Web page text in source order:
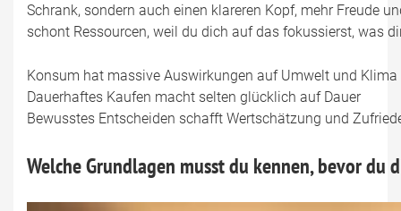
Schrank, sondern auch einen klareren Kopf, mehr Freude
schont Ressourcen, weil du dich auf das fokussierst, was
Konsum hat massive Auswirkungen auf Umwelt und Klima
Dauerhaftes Kaufen macht selten glücklich auf Dauer
Bewusstes Entscheiden schafft Wertschätzung und
Welche Grundlagen musst du kennen, bevor du